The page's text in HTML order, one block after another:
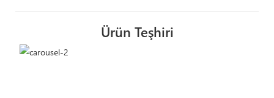
Ürün Teşhiri